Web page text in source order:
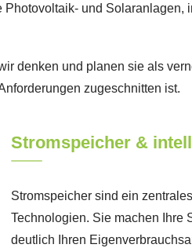
und Solaranlagen,
denken und planen sie als
zugeschnitten ist.
Stromspeicher &
Stromspeicher sind ein
Technologien. Sie machen Ihre
deutlich Ihren